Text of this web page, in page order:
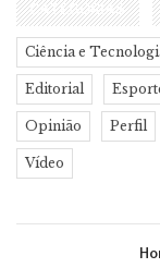
CATEGORIAS
Ciência e
Editorial
Opinião Perfil
Vídeo